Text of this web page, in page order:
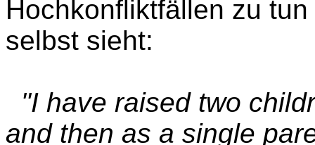
Hochkonfliktfällen zu
selbst sieht:
"I have raised two
and then as a single